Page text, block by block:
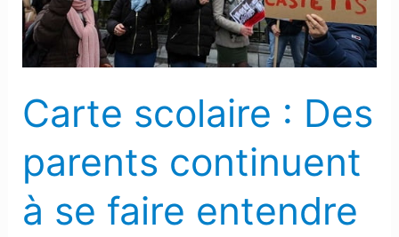
Carte scolaire : Des
parents continuent
à se faire entendre
continuent
à
se
entendre
le
verdict